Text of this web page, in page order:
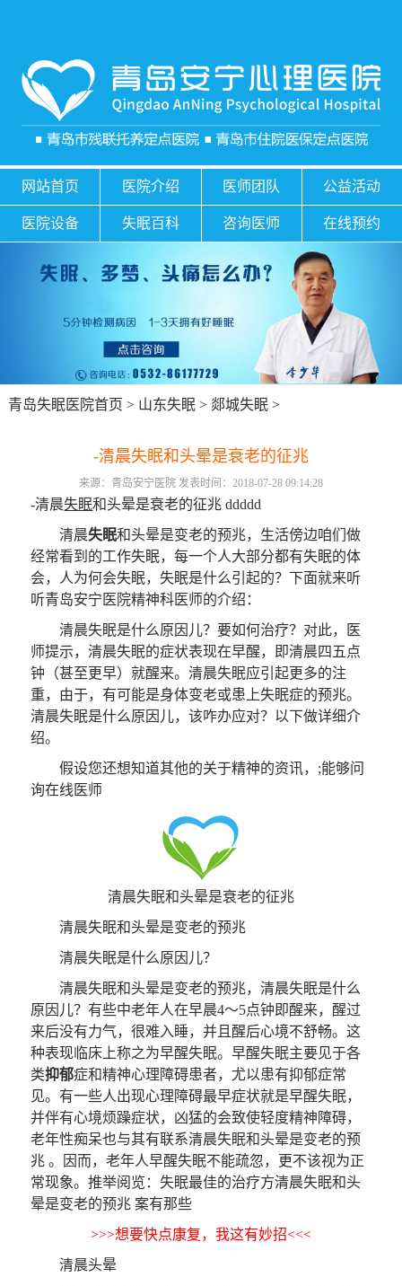
网站首页 医院介绍 医师团队 公益活动
医院设备 失眠百科 咨询医师 在线预约
青岛失眠医院首页 > 山东失眠> 郯城失眠>
-清晨失眠和头晕是衰老的征兆
来源：青岛安宁医院 发表时间：2018-07-28 09:14:28
-清晨失眠和头晕是衰老的征兆 ddddd
清晨失眠和头晕是变老的预兆，生活傍边咱们做
经常看到的工作失眠，每一个人大部分都有失眠的体
会，人为何会失眠，失眠是什么引起的？下面就来听
听青岛安宁医院精神科医师的介绍：
清晨失眠是什么原因儿？要如何治疗？对此，医
师提示，清晨失眠的症状表现在早醒，即清晨四五点
钟（甚至更早）就醒来。清晨失眠应引起更多的注
重，由于，有可能是身体变老或患上失眠症的预兆。
清晨失眠是什么原因儿，该咋办应对？以下做详细介
绍。
假设您还想知道其他的关于精神的资讯，;能够问
询在线医师
清晨失眠和头晕是衰老的征兆
清晨失眠和头晕是变老的预兆
清晨失眠是什么原因儿？
清晨失眠和头晕是变老的预兆，清晨失眠是什么
原因儿？有些中老年人在早晨4～5点钟即醒来，醒过
来后没有力气，很难入睡，并且醒后心境不舒畅。这
种表现临床上称之为早醒失眠。早醒失眠主要见于各
类抑郁症和精神心理障碍患者，尤以患有抑郁症常
见。有一些人出现心理障碍最早症状就是早醒失眠，
并伴有心境烦躁症状，凶猛的会致使轻度精神障碍，
老年性痴呆也与其有联系清晨失眠和头晕是变老的预
兆 。因而，老年人早醒失眠不能疏忽，更不该视为正
常现象。推举阅览：失眠最佳的治疗方清晨失眠和头
晕是变老的预兆 案有那些
>>>想要快点康复，我这有妙招<<<
清晨头晕